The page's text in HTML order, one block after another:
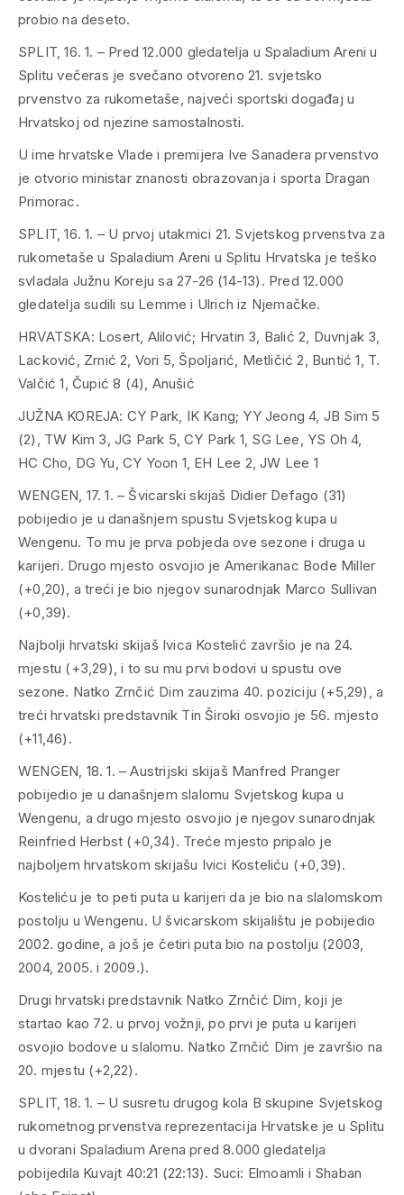
probio na deseto.
SPLIT, 16. 1. – Pred 12.000 gledatelja u Spaladium Areni u
Splitu večeras je svečano otvoreno 21. svjetsko
prvenstvo za rukometaše, najveći sportski događaj u
Hrvatskoj od njezine samostalnosti.
U ime hrvatske Vlade i premijera Ive Sanadera prvenstvo
je otvorio ministar znanosti obrazovanja i sporta Dragan
Primorac.
SPLIT, 16. 1. – U prvoj utakmici 21. Svjetskog prvenstva za
rukometaše u Spaladium Areni u Splitu Hrvatska je teško
svladala Južnu Koreju sa 27-26 (14-13). Pred 12.000
gledatelja sudili su Lemme i Ulrich iz Njemačke.
HRVATSKA: Losert, Alilović; Hrvatin 3, Balić 2, Duvnjak 3,
Lacković, Zrnić 2, Vori 5, Špoljarić, Metličić 2, Buntić 1, T.
Valčić 1, Čupić 8 (4), Anušić
JUŽNA KOREJA: CY Park, IK Kang; YY Jeong 4, JB Sim 5
(2), TW Kim 3, JG Park 5, CY Park 1, SG Lee, YS Oh 4,
HC Cho, DG Yu, CY Yoon 1, EH Lee 2, JW Lee 1
WENGEN, 17. 1. – Švicarski skijaš Didier Defago (31)
pobijedio je u današnjem spustu Svjetskog kupa u
Wengenu. To mu je prva pobjeda ove sezone i druga u
karijeri. Drugo mjesto osvojio je Amerikanac Bode Miller
(+0,20), a treći je bio njegov sunarodnjak Marco Sullivan
(+0,39).
Najbolji hrvatski skijaš Ivica Kostelić završio je na 24.
mjestu (+3,29), i to su mu prvi bodovi u spustu ove
sezone. Natko Zrnčić Dim zauzima 40. poziciju (+5,29), a
treći hrvatski predstavnik Tin Široki osvojio je 56. mjesto
(+11,46).
WENGEN, 18. 1. – Austrijski skijaš Manfred Pranger
pobijedio je u današnjem slalomu Svjetskog kupa u
Wengenu, a drugo mjesto osvojio je njegov sunarodnjak
Reinfried Herbst (+0,34). Treće mjesto pripalo je
najboljem hrvatskom skijašu Ivici Kosteliću (+0,39).
Kosteliću je to peti puta u karijeri da je bio na slalomskom
postolju u Wengenu. U švicarskom skijalištu je pobijedio
2002. godine, a još je četiri puta bio na postolju (2003,
2004, 2005. i 2009.).
Drugi hrvatski predstavnik Natko Zrnčić Dim, koji je
startao kao 72. u prvoj vožnji, po prvi je puta u karijeri
osvojio bodove u slalomu. Natko Zrnčić Dim je završio na
20. mjestu (+2,22).
SPLIT, 18. 1. – U susretu drugog kola B skupine Svjetskog
rukometnog prvenstva reprezentacija Hrvatske je u Splitu
u dvorani Spaladium Arena pred 8.000 gledatelja
pobijedila Kuvajt 40:21 (22:13). Suci: Elmoamli i Shaban